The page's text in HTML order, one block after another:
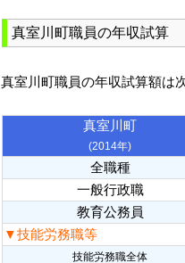
真室川町職員の年収試算
真室川町職員の年収試算額は
真室川町
(2014年)
全職種
一般行政職
教育公務員
▼技能労務職等
技能労務職全体